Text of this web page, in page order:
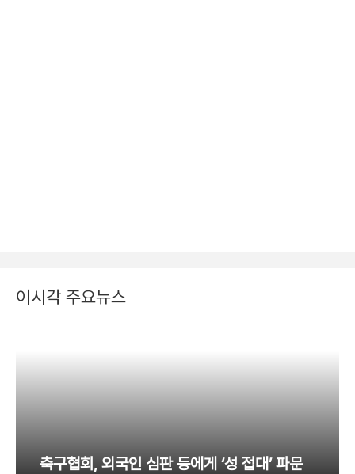
이시각 주요뉴스
축구협회, 외국인 심판 등에게 ‘성 접대’ 파문